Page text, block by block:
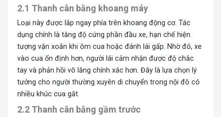
2.1 Thanh cân bằng khoang máy
Loại này được lắp ngay phía trên khoang động cơ. Tác
dụng chính là tăng độ cứng phần đầu xe, hạn chế hiện
tượng vặn xoắn khi ôm cua hoặc đánh lái gấp. Nhờ đó, xe
vào cua ổn định hơn, người lái cảm nhận được độ chắc
tay và phản hồi vô lăng chính xác hơn. Đây là lựa chọn lý
tưởng cho người thường xuyên di chuyển trong nội đô có
nhiều khúc cua gắt.
2.2 Thanh cân bằng gầm trước